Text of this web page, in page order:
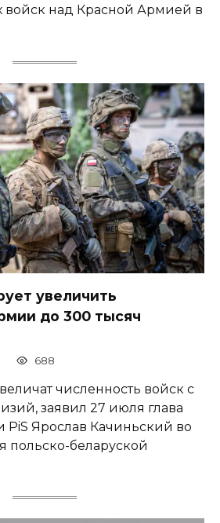
войск над Красной Армией в
увеличить
до 300 тысяч
688
численность войск с
заявил 27 июля глава
PiS Ярослав Качиньский во
польско-беларуской